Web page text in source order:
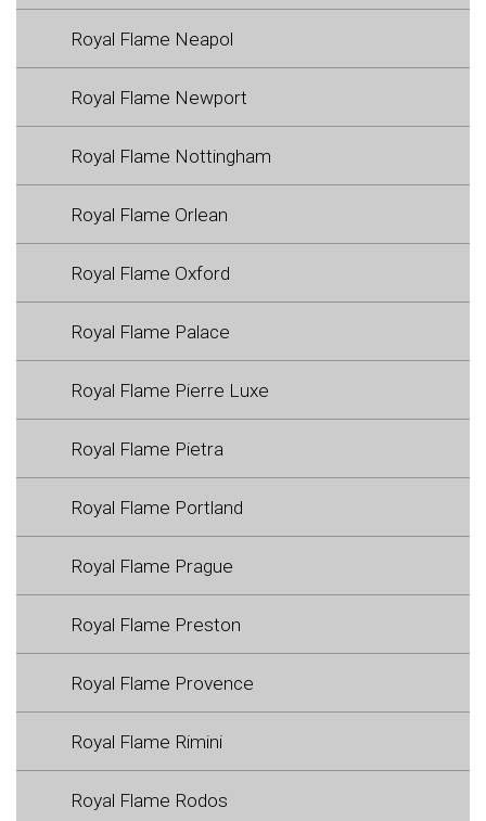
Royal Flame Neapol
Royal Flame Newport
Royal Flame Nottingham
Royal Flame Orlean
Royal Flame Oxford
Royal Flame Palace
Royal Flame Pierre Luxe
Royal Flame Pietra
Royal Flame Portland
Royal Flame Prague
Royal Flame Preston
Royal Flame Provence
Royal Flame Rimini
Royal Flame Rodos